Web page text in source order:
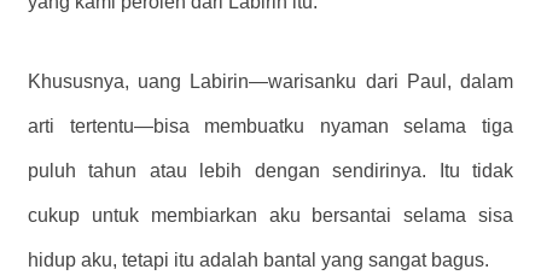
Khususnya, uang Labirin—warisanku dari Paul, dalam
arti tertentu—bisa membuatku nyaman selama tiga
puluh tahun atau lebih dengan sendirinya. Itu tidak
cukup untuk membiarkan aku bersantai selama sisa
hidup aku, tetapi itu adalah bantal yang sangat bagus.